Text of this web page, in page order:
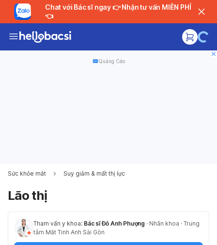
Chat với Bác sĩ ngay 👉 Nhận tư vấn MIỄN PHÍ
👈
Quảng Cáo
Sức khỏe mắt Suy giảm & mất thị lực
Lão thị
Tham vấn y khoa: Bác sĩ Đỗ Anh Phượng · Nhãn khoa · Trung
tâm Mắt Tinh Anh Sài Gòn